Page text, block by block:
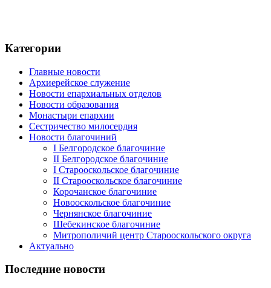
Категории
Главные новости
Архиерейское служение
Новости епархиальных отделов
Новости образования
Монастыри епархии
Сестричество милосердия
Новости благочиний
I Белгородское благочиние
II Белгородское благочиние
I Старооскольское благочиние
II Старооскольское благочиние
Корочанское благочиние
Новооскольское благочиние
Чернянское благочиние
Шебекинское благочиние
Митрополичий центр Старооскольского округа
Актуально
Последние новости